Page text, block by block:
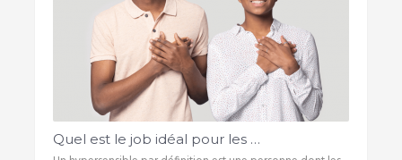
Quel est le job idéal pour les …